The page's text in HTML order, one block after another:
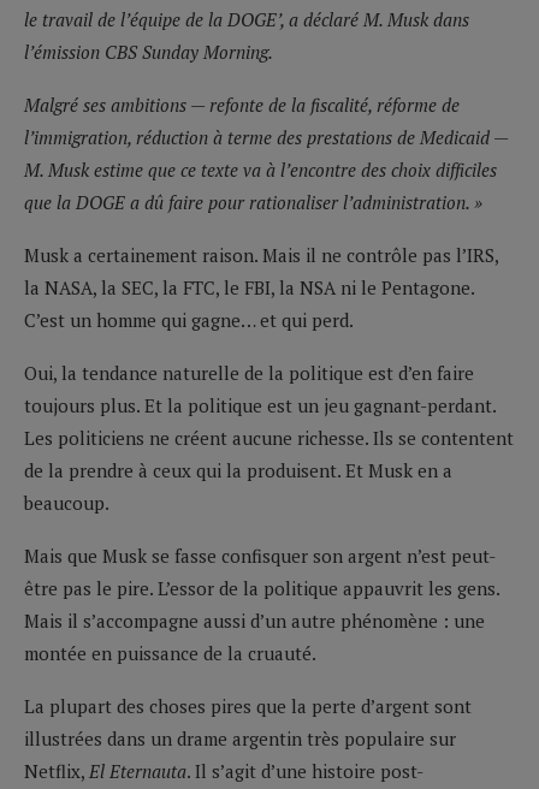
le travail de l’équipe de la DOGE’, a déclaré M. Musk dans
l’émission CBS Sunday Morning.
Malgré ses ambitions — refonte de la fiscalité, réforme de
l’immigration, réduction à terme des prestations de Medicaid —
M. Musk estime que ce texte va à l’encontre des choix difficiles
que la DOGE a dû faire pour rationaliser l’administration. »
Musk a certainement raison. Mais il ne contrôle pas l’IRS,
la NASA, la SEC, la FTC, le FBI, la NSA ni le Pentagone.
C’est un homme qui gagne… et qui perd.
Oui, la tendance naturelle de la politique est d’en faire
toujours plus. Et la politique est un jeu gagnant-perdant.
Les politiciens ne créent aucune richesse. Ils se contentent
de la prendre à ceux qui la produisent. Et Musk en a
beaucoup.
Mais que Musk se fasse confisquer son argent n’est peut-
être pas le pire. L’essor de la politique appauvrit les gens.
Mais il s’accompagne aussi d’un autre phénomène : une
montée en puissance de la cruauté.
La plupart des choses pires que la perte d’argent sont
illustrées dans un drame argentin très populaire sur
Netflix, El Eternauta. Il s’agit d’une histoire post-